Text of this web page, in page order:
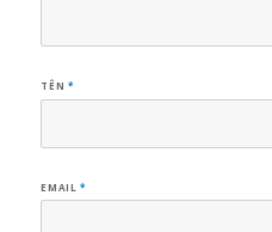
TÊN *
EMAIL*